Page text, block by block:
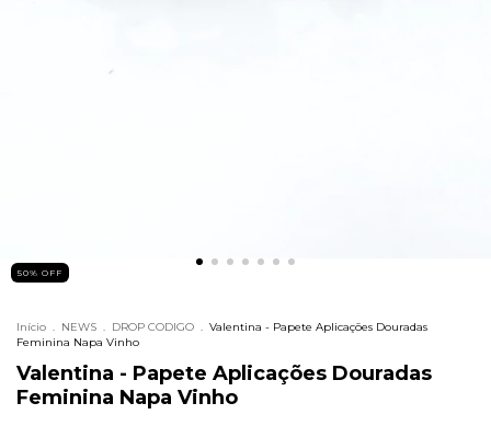
50% OFF
Início . NEWS . DROP CODIGO . Valentina - Papete Aplicações Douradas
Feminina Napa Vinho
Valentina - Papete Aplicações Douradas
Feminina Napa Vinho